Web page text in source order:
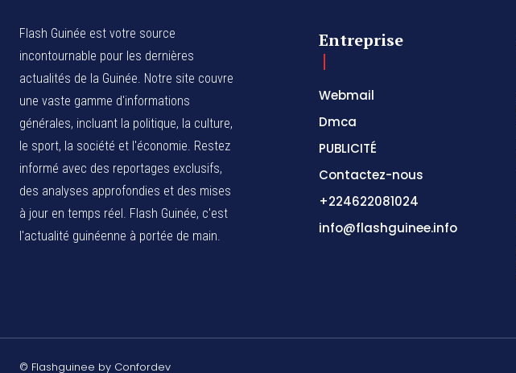
Flash Guinée est votre source
incontournable pour les dernières
actualités de la Guinée. Notre site couvre
une vaste gamme d'informations
générales, incluant la politique, la culture,
le sport, la société et l'économie. Restez
informé avec des reportages exclusifs,
des analyses approfondies et des mises
à jour en temps réel. Flash Guinée, c'est
l'actualité guinéenne à portée de main.
Entreprise
Webmail
Dmca
PUBLICITÉ
Contactez-nous
+224622081024
info@flashguinee.info
© Flashguinee by Confordev